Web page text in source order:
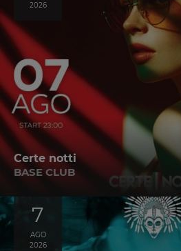
2026
Certe notti
BASE CLUB
7
AGO
2026